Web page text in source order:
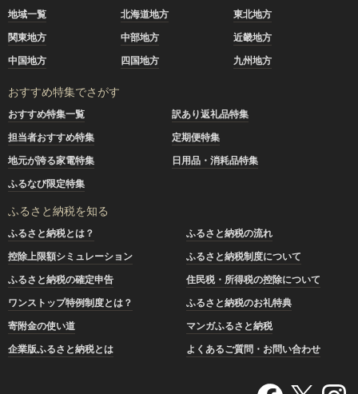
地域一覧 北海道地方
東北地方
関東地方
中部地方
近畿地方
中国地方
四国地方 九州地方
おすすめ特集でさがす
おすすめ特集一覧
訳あり返礼品特集
担当者おすすめ特集
定期便特集
地元が誇る家電特集
日用品・消耗品特集
ふるなび限定特集
ふるさと納税を知る
ふるさと納税とは？
ふるさと納税の流れ
控除上限額シミュレーション
ふるさと納税制度について
ふるさと納税の確定申告
住民税・所得税の控除について
ワンストップ特例制度とは？
ふるさと納税のお礼特典
寄附金の使い道
マンガふるさと納税
企業版ふるさと納税とは
よくあるご質問・お問い合わせ